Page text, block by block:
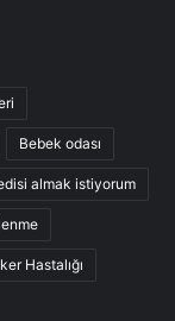
Bebek odası
almak istiyorum
Hastalığı